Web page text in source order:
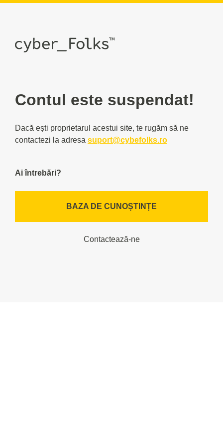
Contul este suspendat!
Dacă ești proprietarul acestui site, te rugăm să ne
contactezi la adresa suport@cybefolks.ro
Ai întrebări?
BAZA DE CUNOȘTINȚE
Contactează-ne